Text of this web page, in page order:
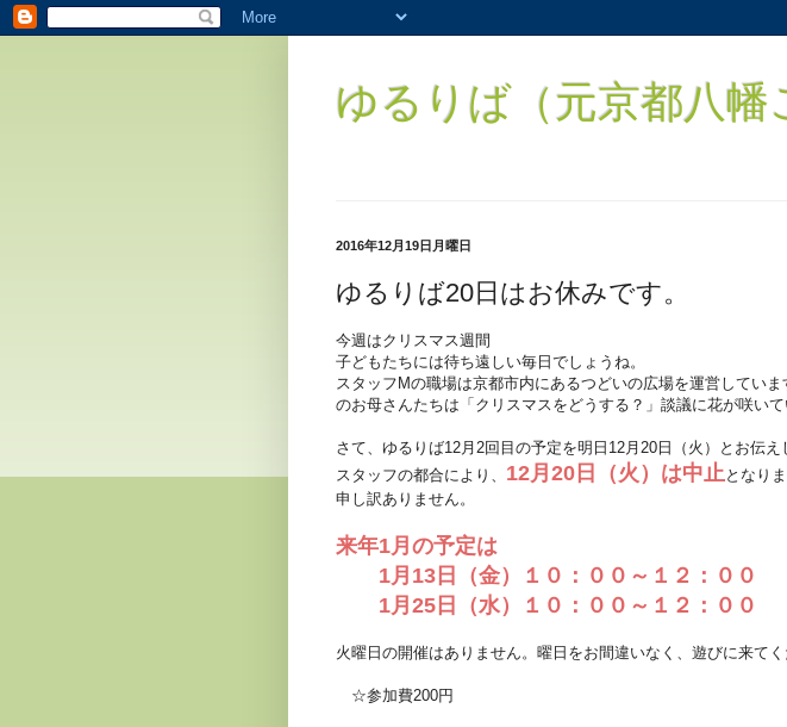
ゆるりば（元京都八
2016年12月19日月曜日
ゆるりば20日はお休みです。
今週はクリスマス週間
子どもたちには待ち遠しい毎日でしょうね。
スタッフMの職場は京都市内にあるつどいの広場を運営してい
のお母さんたちは「クリスマスをどうする？」談議に花が咲いて
さて、ゆるりば12月2回目の予定を明日12月20日（火）とお伝え
スタッフの都合により、 12月20日（火）は中止 となりま
申し訳ありません。
来年1月の予定は
1月13日（金）１０：００～１２：００
1月25日（水）１０：００～１２：００
火曜日の開催はありません。曜日をお間違いなく、遊びに来てく
☆参加費200円